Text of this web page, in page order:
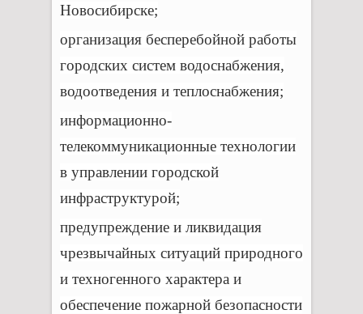
Новосибирске;
организация бесперебойной работы
городских систем водоснабжения,
водоотведения и теплоснабжения;
информационно-
телекоммуникационные технологии
в управлении городской
инфраструктурой;
предупреждение и ликвидация
чрезвычайных ситуаций природного
и техногенного характера и
обеспечение пожарной безопасности